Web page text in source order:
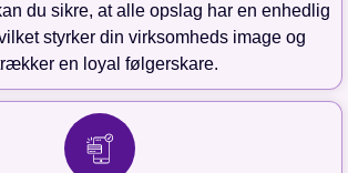
du sikre, at alle opslag har en enhedlig
styrker din virksomheds image og
en loyal følgerskare.